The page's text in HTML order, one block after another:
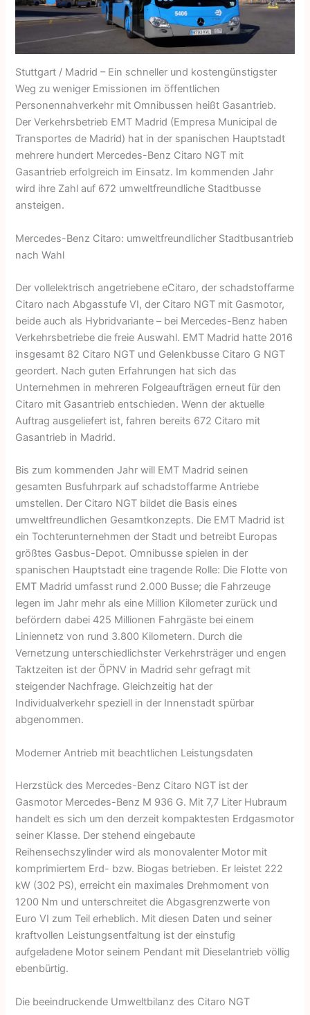
Stuttgart / Madrid – Ein schneller und kostengünstigster
Weg zu weniger Emissionen im öffentlichen
Personennahverkehr mit Omnibussen heißt Gasantrieb.
Der Verkehrsbetrieb EMT Madrid (Empresa Municipal de
Transportes de Madrid) hat in der spanischen Hauptstadt
mehrere hundert Mercedes-Benz Citaro NGT mit
Gasantrieb erfolgreich im Einsatz. Im kommenden Jahr
wird ihre Zahl auf 672 umweltfreundliche Stadtbusse
ansteigen.
Mercedes-Benz Citaro: umweltfreundlicher Stadtbusantrieb
nach Wahl
Der vollelektrisch angetriebene eCitaro, der schadstoffarme
Citaro nach Abgasstufe VI, der Citaro NGT mit Gasmotor,
beide auch als Hybridvariante – bei Mercedes-Benz haben
Verkehrsbetriebe die freie Auswahl. EMT Madrid hatte 2016
insgesamt 82 Citaro NGT und Gelenkbusse Citaro G NGT
geordert. Nach guten Erfahrungen hat sich das
Unternehmen in mehreren Folgeauf­trägen erneut für den
Citaro mit Gasantrieb entschieden. Wenn der aktuelle
Auftrag ausgeliefert ist, fahren bereits 672 Citaro mit
Gasantrieb in Madrid.
Bis zum kommenden Jahr will EMT Madrid seinen
gesamten Busfuhrpark auf schadstoffarme Antriebe
umstellen. Der Citaro NGT bildet die Basis eines
umweltfreundlichen Gesamtkonzepts. Die EMT Madrid ist
ein Tochterunter­nehmen der Stadt und betreibt Europas
größtes Gasbus-Depot. Omnibusse spielen in der
spanischen Hauptstadt eine tragende Rolle: Die Flotte von
EMT Madrid umfasst rund 2.000 Busse; die Fahrzeuge
legen im Jahr mehr als eine Million Kilometer zurück und
befördern dabei 425 Millionen Fahrgäste bei einem
Liniennetz von rund 3.800 Kilometern. Durch die
Vernetzung unter­schiedlichster Verkehrsträger und engen
Taktzeiten ist der ÖPNV in Madrid sehr gefragt mit
steigender Nachfrage. Gleichzeitig hat der
Individualverkehr speziell in der Innenstadt spürbar
abgenommen.
Moderner Antrieb mit beachtlichen Leistungsdaten
Herzstück des Mercedes-Benz Citaro NGT ist der
Gasmotor Mercedes-Benz M 936 G. Mit 7,7 Liter Hubraum
handelt es sich um den derzeit kompaktesten Erdgasmotor
seiner Klasse. Der stehend eingebaute
Reihensechszylinder wird als monovalenter Motor mit
komprimiertem Erd- bzw. Biogas betrieben. Er leistet 222
kW (302 PS), erreicht ein maximales Drehmoment von
1200 Nm und unterschreitet die Abgasgrenzwerte von
Euro VI zum Teil erheblich. Mit diesen Daten und seiner
kraftvollen Leistungsentfaltung ist der einstufig
aufgeladene Motor seinem Pendant mit Dieselantrieb völlig
ebenbürtig.
Die beeindruckende Umweltbilanz des Citaro NGT